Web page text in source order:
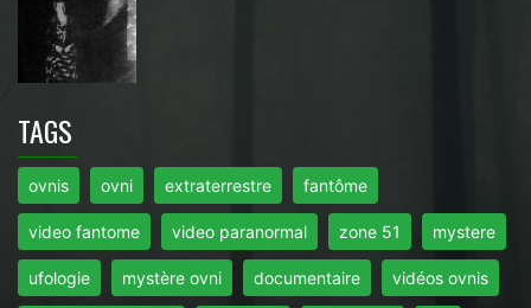
TAGS
ovnis ovni extraterrestre fantôme
video fantome video paranormal zone 51 mystere
ufologie mystère ovni documentaire vidéos ovnis